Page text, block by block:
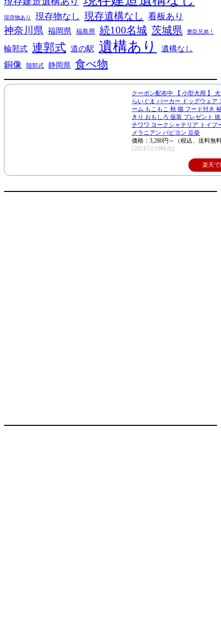
現存物あり 現存物なし 現存遺構なし 看板あり
神奈川県 福岡県 福島県 続100名城 茨城県 豊臣兄弟！
輪郭式 連郭式 道の駅 遺構あり 遺構なし
銅像 階郭式 静岡県 食べ物
クーポン配布中 【 小型犬用 】
らいぐま パーカー ドッグウェア
ーム もこもこ 秋 猫 フード付き
きり おもしろ 仮装 プレゼント
チワワ ヨークシャテリア トイプ
メラニアン パピヨン 豆柴
価格：3,280円～（税込、送料無
(2024/12/18時点)
楽天